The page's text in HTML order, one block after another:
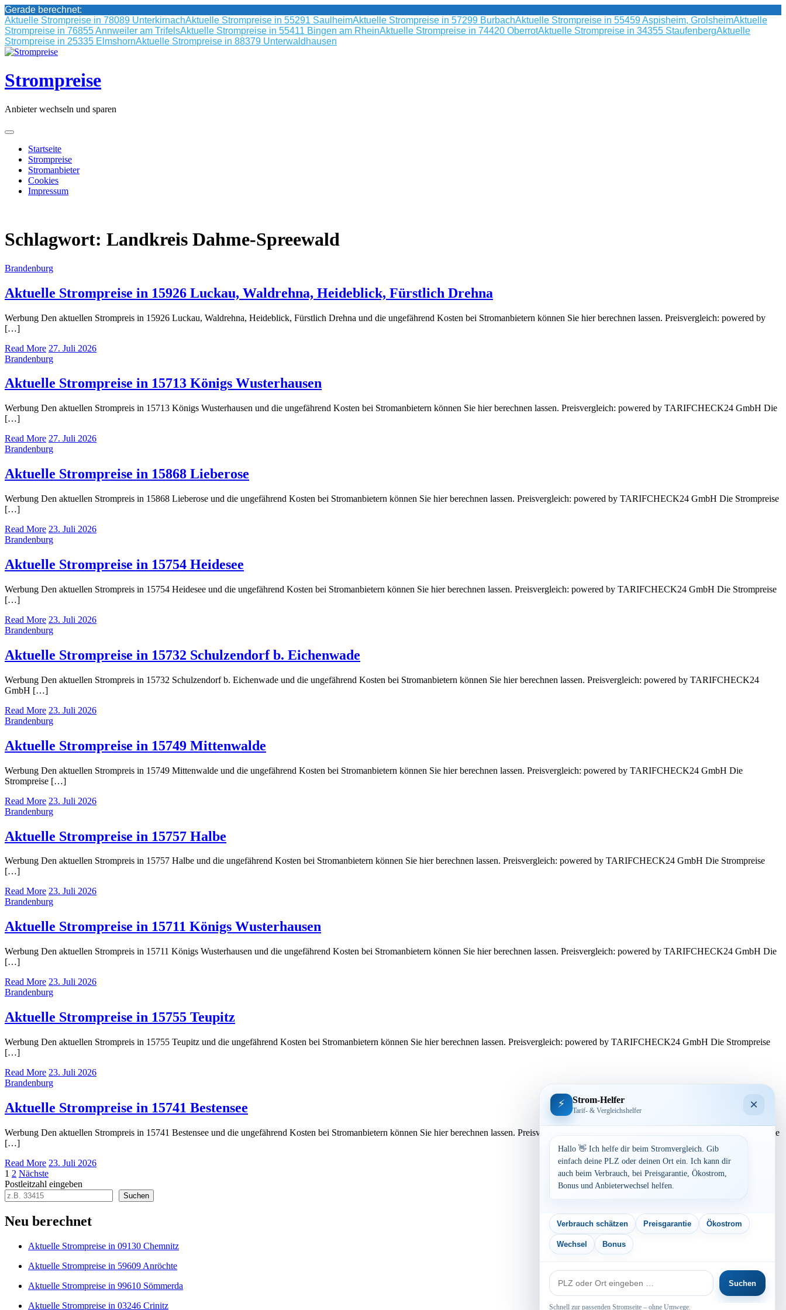
Gerade berechnet:
Aktuelle Strompreise in 78089 UnterkirnachAktuelle Strompreise in 55291 SaulheimAktuelle Strompreise in 57299 BurbachAktuelle Strompreise in 55459 Aspisheim, GrolsheimAktuelle
Strompreise in 76855 Annweiler am TrifelsAktuelle Strompreise in 55411 Bingen am RheinAktuelle Strompreise in 74420 OberrotAktuelle Strompreise in 34355 StaufenbergAktuelle
Strompreise in 25335 ElmshornAktuelle Strompreise in 88379 Unterwaldhausen
Skip
content
Strompreise
Anbieter wechseln und sparen
Startseite
Strompreise
Stromanbieter
Cookies
Impressum
Schlagwort: Landkreis Dahme-Spreewald
Brandenburg
Aktuelle Strompreise in 15926 Luckau, Waldrehna, Heideblick, Fürstlich Drehna
Werbung Den aktuellen Strompreis in 15926 Luckau, Waldrehna, Heideblick, Fürstlich Drehna und die ungefährend Kosten bei Stromanbietern können Sie hier berechnen lassen. Preisvergleich: powered by
[…]
Read More 27. Juli 2026
Brandenburg
Aktuelle Strompreise in 15713 Königs Wusterhausen
Werbung Den aktuellen Strompreis in 15713 Königs Wusterhausen und die ungefährend Kosten bei Stromanbietern können Sie hier berechnen lassen. Preisvergleich: powered by TARIFCHECK24 GmbH Die
[…]
Read More 27. Juli 2026
Brandenburg
Aktuelle Strompreise in 15868 Lieberose
Werbung Den aktuellen Strompreis in 15868 Lieberose und die ungefährend Kosten bei Stromanbietern können Sie hier berechnen lassen. Preisvergleich: powered by TARIFCHECK24 GmbH Die Strompreise
[…]
Read More 23. Juli 2026
Brandenburg
Aktuelle Strompreise in 15754 Heidesee
Werbung Den aktuellen Strompreis in 15754 Heidesee und die ungefährend Kosten bei Stromanbietern können Sie hier berechnen lassen. Preisvergleich: powered by TARIFCHECK24 GmbH Die Strompreise
[…]
Read More 23. Juli 2026
Brandenburg
Aktuelle Strompreise in 15732 Schulzendorf b. Eichenwade
Werbung Den aktuellen Strompreis in 15732 Schulzendorf b. Eichenwade und die ungefährend Kosten bei Stromanbietern können Sie hier berechnen lassen. Preisvergleich: powered by TARIFCHECK24
GmbH […]
Read More 23. Juli 2026
Brandenburg
Aktuelle Strompreise in 15749 Mittenwalde
Werbung Den aktuellen Strompreis in 15749 Mittenwalde und die ungefährend Kosten bei Stromanbietern können Sie hier berechnen lassen. Preisvergleich: powered by TARIFCHECK24 GmbH Die
Strompreise […]
Read More 23. Juli 2026
Brandenburg
Aktuelle Strompreise in 15757 Halbe
Werbung Den aktuellen Strompreis in 15757 Halbe und die ungefährend Kosten bei Stromanbietern können Sie hier berechnen lassen. Preisvergleich: powered by TARIFCHECK24 GmbH Die Strompreise
[…]
Read More 23. Juli 2026
Brandenburg
Aktuelle Strompreise in 15711 Königs Wusterhausen
Werbung Den aktuellen Strompreis in 15711 Königs Wusterhausen und die ungefährend Kosten bei Stromanbietern können Sie hier berechnen lassen. Preisvergleich: powered by TARIFCHECK24 GmbH Die
[…]
Read More 23. Juli 2026
Brandenburg
Aktuelle Strompreise in 15755 Teupitz
Werbung Den aktuellen Strompreis in 15755 Teupitz und die ungefährend Kosten bei Stromanbietern können Sie hier berechnen lassen. Preisvergleich: powered by TARIFCHECK24 GmbH Die Strompreise
[…]
Read More 23. Juli 2026
Brandenburg
Aktuelle Strompreise in 15741 Bestensee
Werbung Den aktuellen Strompreis in 15741 Bestensee und die ungefährend Kosten bei Stromanbietern können Sie hier berechnen lassen. Preisvergleich: powered by TARIFCHECK24 GmbH Die Strompreise
[…]
Read More 23. Juli 2026
Seitennummerierung
der
Beiträge
1 2 Nächste
Postleitzahl eingeben
Suchen
Neu berechnet
Aktuelle Strompreise in 09130 Chemnitz
Aktuelle Strompreise in 59609 Anröchte
Aktuelle Strompreise in 99610 Sömmerda
Aktuelle Strompreise in 03246 Crinitz
⚡ Strom-Helfer
Tarif- & Vergleichshelfer ×
Hallo 👋 Ich helfe dir beim Stromvergleich. Gib
einfach deine PLZ oder deinen Ort ein. Ich kann dir
auch beim Verbrauch, bei Preisgarantie, Ökostrom,
Bonus und Anbieterwechsel helfen.
Verbrauch schätzen Preisgarantie Ökostrom
Wechsel Bonus
PLZ
oder
Ort
Suchen
Schnell zur passenden Stromseite – ohne Umwege.